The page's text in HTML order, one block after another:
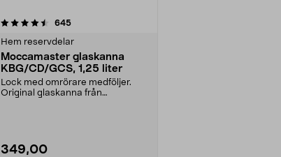
645recensioner
Hem reservdelar
Moccamaster glaskanna
KBG/CD/GCS, 1,25 liter
Lock med omrörare medföljer.
Original glaskanna från
349,00